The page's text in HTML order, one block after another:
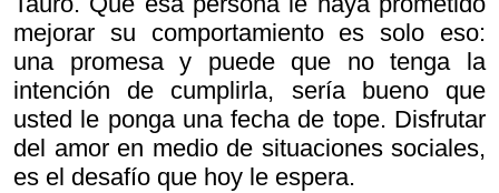
mejorar su comportamiento es solo eso:
una promesa y puede que no tenga la
intención de cumplirla, sería bueno que
usted le ponga una fecha de tope. Disfrutar
del amor en medio de situaciones sociales,
es el desafío que hoy le espera.